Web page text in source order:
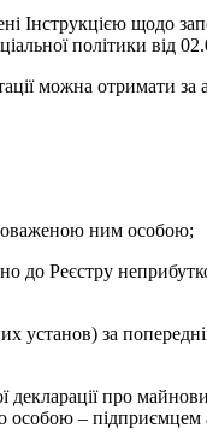
щодо
політики від
можна отримати
ним особою;
до Реєстру
установ) за
про
особою –